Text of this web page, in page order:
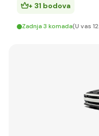
+ 31 bodova
Zadnja 3 komada(U vas